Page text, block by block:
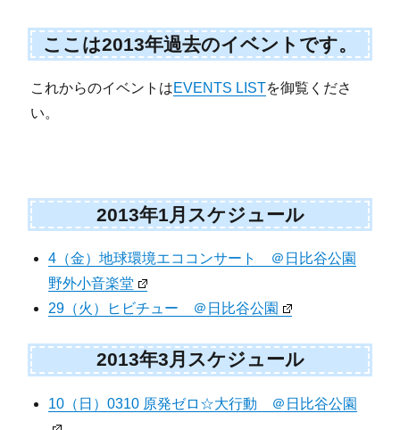
ここは2013年過去のイベントです。
これからのイベントはEVENTS LISTを御覧くださ
い。
2013年1月スケジュール
4（金）地球環境エココンサート ＠日比谷公園
野外小音楽堂
29（火）ヒビチュー ＠日比谷公園
2013年3月スケジュール
10（日）0310 原発ゼロ☆大行動 ＠日比谷公園